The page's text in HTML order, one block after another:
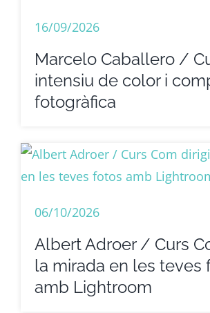
16/09/2026
Marcelo Caballero /
intensiu de color i
fotogràfica
06/10/2026
Albert Adroer / Curs
la mirada en les teves
amb Lightroom